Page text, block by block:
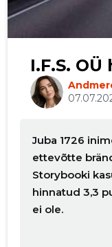
I.F.S.
Juba 1726
ettevõtte
Storybooki
hinnatud 3,3
ei ole.